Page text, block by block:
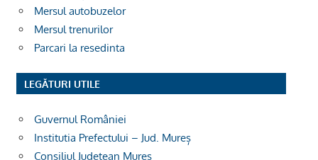
Mersul autobuzelor
Mersul trenurilor
Parcari la resedinta
LEGĂTURI UTILE
Guvernul României
Institutia Prefectului – Jud. Mureș
Consiliul Judetean Mures